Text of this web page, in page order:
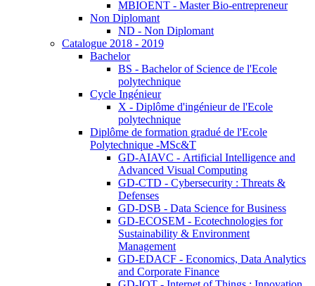
MBIOENT - Master Bio-entrepreneur
Non Diplomant
ND - Non Diplomant
Catalogue 2018 - 2019
Bachelor
BS - Bachelor of Science de l'Ecole
polytechnique
Cycle Ingénieur
X - Diplôme d'ingénieur de l'Ecole
polytechnique
Diplôme de formation gradué de l'Ecole
Polytechnique -MSc&T
GD-AIAVC - Artificial Intelligence and
Advanced Visual Computing
GD-CTD - Cybersecurity : Threats &
Defenses
GD-DSB - Data Science for Business
GD-ECOSEM - Ecotechnologies for
Sustainability & Environment
Management
GD-EDACF - Economics, Data Analytics
and Corporate Finance